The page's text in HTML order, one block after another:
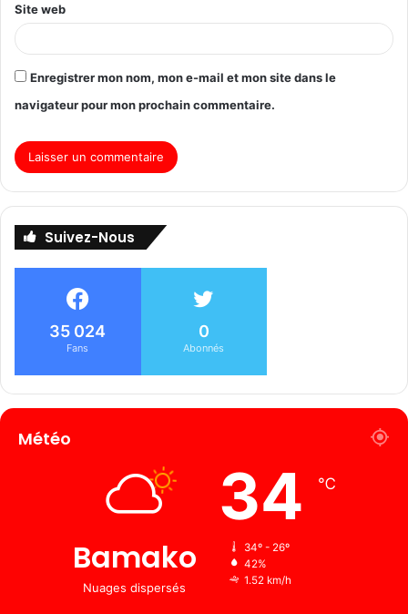
Site web
Enregistrer mon nom, mon e-mail et mon site dans le
navigateur pour mon prochain commentaire.
Suivez-Nous
35 024
Fans
0
Abonnés
Météo
Bamako
Nuages ​​dispersés
34 ℃
34º - 26º
42%
1.52 km/h